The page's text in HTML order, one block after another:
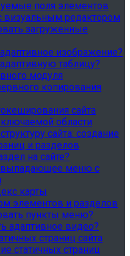
поля элементов
визуальным редактором
загруженные
изображение?
таблицу?
модуля
копирования
сайта
области
сайта: создание
и разделов
на сайте?
выпадающее меню с
карты
элементов и разделов
пункты меню?
адаптивное видео?
страниц сайта
статичных страниц